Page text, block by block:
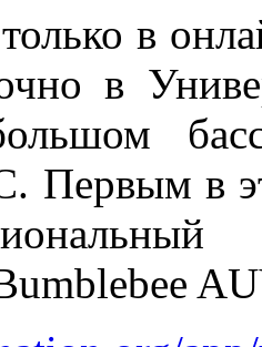
в
в
Первым в